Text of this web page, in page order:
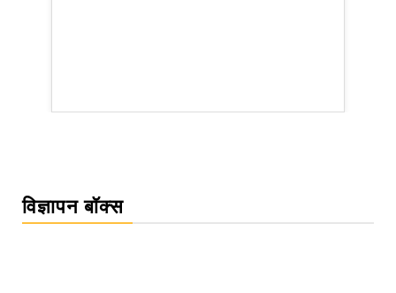
विज्ञापन बॉक्स